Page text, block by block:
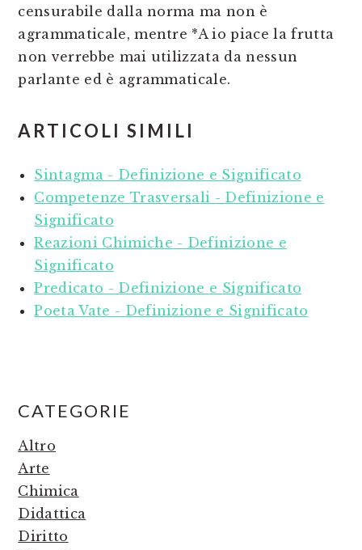
censurabile dalla norma ma non è
agrammaticale, mentre *A io piace la frutta
non verrebbe mai utilizzata da nessun
parlante ed è agrammaticale.
ARTICOLI SIMILI
Sintagma - Definizione e Significato
Competenze Trasversali - Definizione e
Significato
Reazioni Chimiche - Definizione e
Significato
Predicato - Definizione e Significato
Poeta Vate - Definizione e Significato
SIDEBAR
CATEGORIE
Altro
Arte
Chimica
Didattica
Diritto